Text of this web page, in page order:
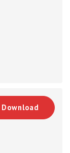
Download